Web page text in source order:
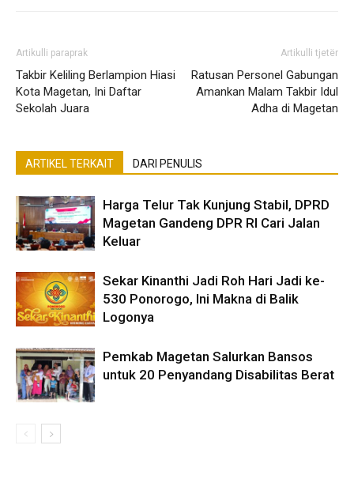
Artikulli paraprak
Takbir Keliling Berlampion Hiasi
Kota Magetan, Ini Daftar
Sekolah Juara
Artikulli tjetër
Ratusan Personel Gabungan
Amankan Malam Takbir Idul
Adha di Magetan
ARTIKEL TERKAIT DARI PENULIS
Harga Telur Tak Kunjung Stabil, DPRD
Magetan Gandeng DPR RI Cari Jalan
Keluar
Sekar Kinanthi Jadi Roh Hari Jadi ke-
530 Ponorogo, Ini Makna di Balik
Logonya
Pemkab Magetan Salurkan Bansos
untuk 20 Penyandang Disabilitas Berat